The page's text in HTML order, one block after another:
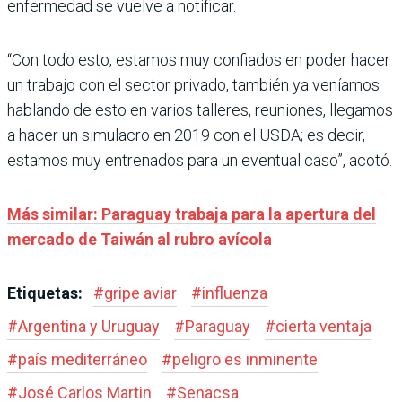
enfermedad se vuelve a notificar.
“Con todo esto, estamos muy confiados en poder hacer
un trabajo con el sector privado, también ya veníamos
hablando de esto en varios talleres, reuniones, llegamos
a hacer un simulacro en 2019 con el USDA; es decir,
estamos muy entrenados para un eventual caso”, acotó.
Más similar: Paraguay trabaja para la apertura del
mercado de Taiwán al rubro avícola
Etiquetas: #gripe aviar #influenza
#Argentina y Uruguay #Paraguay #cierta ventaja
#país mediterráneo #peligro es inminente
#José Carlos Martin #Senacsa